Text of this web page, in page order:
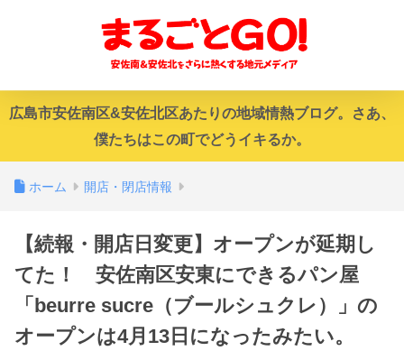
広島市安佐南区&安佐北区あたりの地域情熱ブログ。さあ、
僕たちはこの町でどうイキるか。
ホーム 開店・閉店情報
【続報・開店日変更】オープンが延期し
てた！ 安佐南区安東にできるパン屋
「beurre sucre（ブールシュクレ）」の
オープンは4月13日になったみたい。